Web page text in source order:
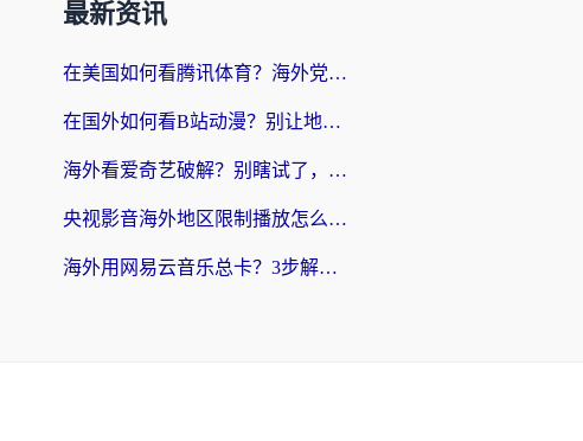
最新资讯
在美国如何看腾讯体育？海外党解锁NBA欧洲杯直播的终极攻略
在国外如何看B站动漫？别让地区限制打断你的追番节奏
海外看爱奇艺破解？别瞎试了，这才是留学生华人追剧看球的正确打开方式
央视影音海外地区限制播放怎么办？海外党亲测有效的回国加速指南
海外用网易云音乐总卡？3步解决版权限制+卡顿，还能听喜马拉雅！